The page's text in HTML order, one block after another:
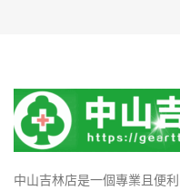
中山吉林店是一個專業且便